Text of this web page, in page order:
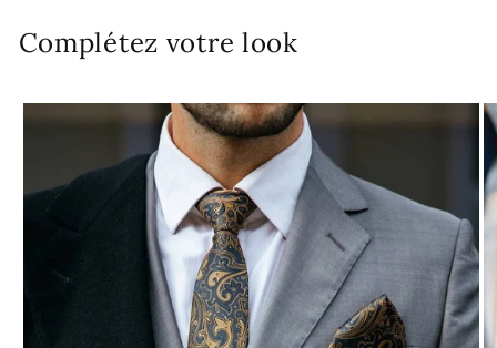
Complétez votre look